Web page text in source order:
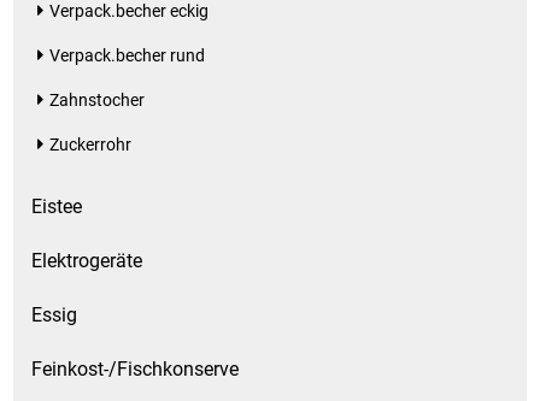
Verpack.becher eckig
Verpack.becher rund
Zahnstocher
Zuckerrohr
Eistee
Elektrogeräte
Essig
Feinkost-/Fischkonserve